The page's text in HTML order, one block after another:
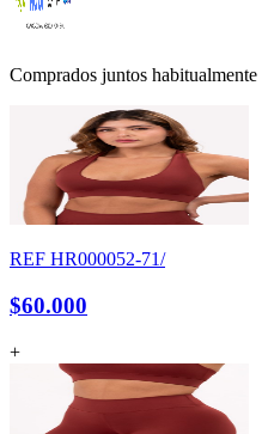
Comprados juntos habitualmente
REF HR000052-71/
$60.000
+